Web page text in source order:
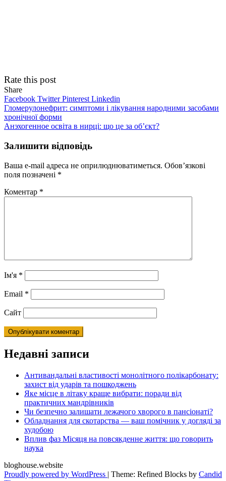
Rate this post
Share
Facebook TwitterPinterestLinkedin
Навігація
записів
Гломерулонефрит: симптоми і лікування народними засобами
хронічної форми
Анэхогенное освіта в нирці: що це за об’єкт?
Залишити відповідь
Ваша e-mail адреса не оприлюднюватиметься. Обов’язкові
поля позначені *
Коментар *
Ім'я *
Email *
Сайт
Недавні записи
Антивандальні властивості монолітного полікарбонату:
захист від ударів та пошкоджень
Яке місце в літаку краще вибрати: поради від
практичних мандрівників
Чи безпечно залишати лежачого хворого в пансіонаті?
Обладнання для скотарства — ваш помічник у догляді за
худобою
Вплив фаз Місяця на повсякденне життя: що говорить
наука
bloghouse.website
Proudly powered by WordPress | Theme: Refined Blocks by Candid